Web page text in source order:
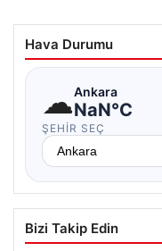
Hava Durumu
☁Ankara
NaN°C
ŞEHIR SEÇ
Bizi Takip Edin